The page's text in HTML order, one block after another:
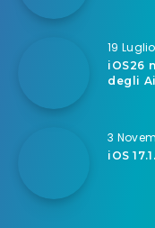
19
iOS26
degli
3
iOS